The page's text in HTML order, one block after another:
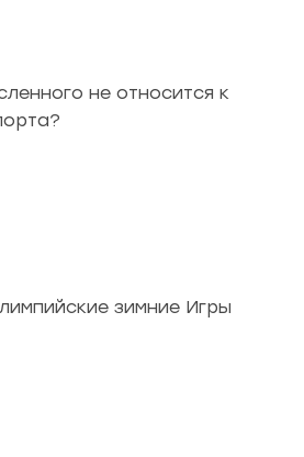
не относится к
зимние Игры